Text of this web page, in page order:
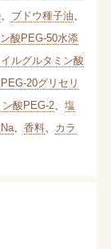
、 ブドウ種子油
酸PEG-50水添
ルグルタミン酸
20グリセリ
ン酸PEG-2、 塩
、 香料、 カラ